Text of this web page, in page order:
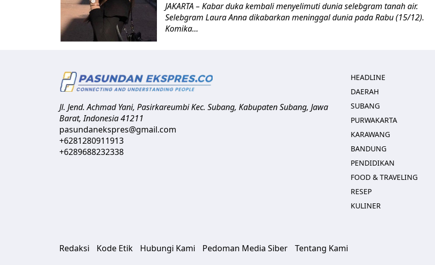
JAKARTA – Kabar duka kembali menyelimuti dunia selebgram tanah air.
Selebgram Laura Anna dikabarkan meninggal dunia pada Rabu (15/12).
Komika...
Jl. Jend. Achmad Yani, PasirkareumbiKec. Subang, Kabupaten Subang, Jawa
Barat,Indonesia41211
pasundanekspres@gmail.com
+6281280911913
+6289688232338
HEADLINE
DAERAH
SUBANG
PURWAKARTA
KARAWANG
BANDUNG
PENDIDIKAN
FOOD & TRAVELING
RESEP
KULINER
Redaksi Kode Etik Hubungi Kami Pedoman Media Siber Tentang Kami